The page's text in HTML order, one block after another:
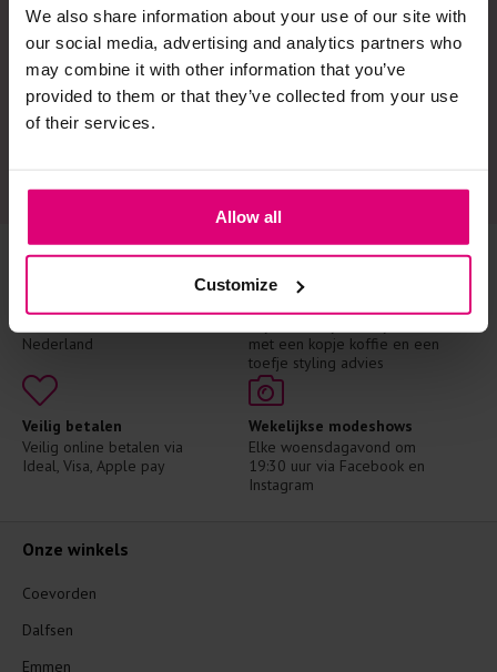
We also share information about your use of our site with
our social media, advertising and analytics partners who
may combine it with other information that you’ve
provided to them or that they’ve collected from your use
of their services.
Allow all
Customize
Ja, ik schrijf me in
Nederland
met een kopje koffie en een
toefje styling advies
Veilig betalen
Veilig online betalen via
Ideal, Visa, Apple pay
Wekelijkse modeshows
Elke woensdagavond om
19:30 uur via Facebook en
Instagram
Onze winkels
Coevorden
Dalfsen
Emmen